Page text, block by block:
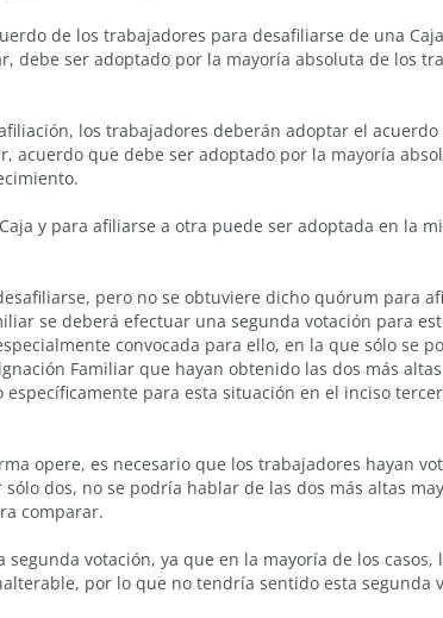
de los trabajadores para desafiliarse de una
debe ser adoptado por la mayoría absoluta de los
los trabajadores deberán adoptar el
acuerdo que debe ser adoptado por la mayoría
y para afiliarse a otra puede ser adoptada en la
pero no se obtuviere dicho quórum para
se deberá efectuar una segunda votación para
convocada para ello, en la que sólo se
Familiar que hayan obtenido las dos más
para esta situación en el inciso
opere, es necesario que los trabajadores hayan
dos, no se podría hablar de las dos más altas
comparar.
votación, ya que en la mayoría de los casos,
por lo que no tendría sentido esta segunda